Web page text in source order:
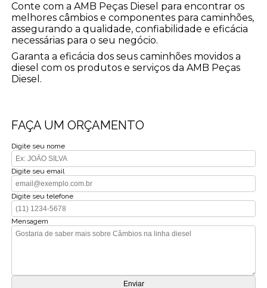
Conte com a AMB Peças Diesel para encontrar os
melhores câmbios e componentes para caminhões,
assegurando a qualidade, confiabilidade e eficácia
necessárias para o seu negócio.
Garanta a eficácia dos seus caminhões movidos a
diesel com os produtos e serviços da AMB Peças
Diesel.
FAÇA UM ORÇAMENTO
Digite seu nome
Digite seu email
Digite seu telefone
Mensagem